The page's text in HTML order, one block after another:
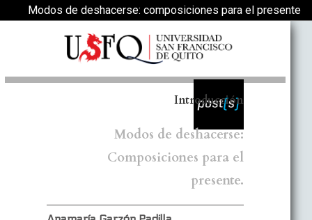
Volver a los detalles del artículo
Modos de deshacerse: composiciones para el presente